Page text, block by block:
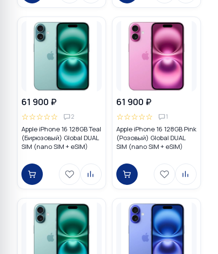
61 900 ₽
☆☆☆☆☆ 2
Apple iPhone 16 128GB Teal
(Бирюзовый) Global DUAL
SIM (nano SIM + eSIM)
61 900 ₽
☆☆☆☆☆ 1
Apple iPhone 16 128GB Pink
(Розовый) Global DUAL
SIM (nano SIM + eSIM)